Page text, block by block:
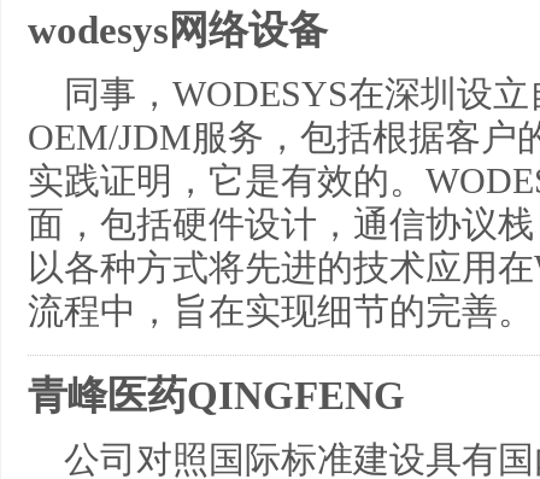
wodesys网络设备
同事，WODESYS在深圳设
OEM/JDM服务，包括根据客户
实践证明，它是有效的。
面，包括硬件设计，通信协议
以各种方式将先进的技术应用
流程中，旨在实现细节的完善。
青峰医药QINGFENG
公司对照国际标准建设具有